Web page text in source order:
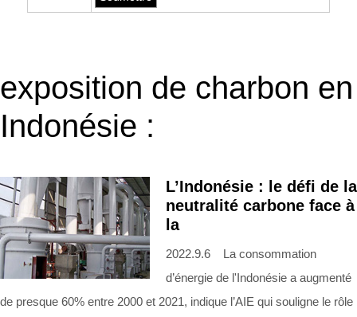
exposition de charbon en
Indonésie :
L’Indonésie : le défi de la
neutralité carbone face à
la
2022.9.6 La consommation
d’énergie de l'Indonésie a augmenté
de presque 60% entre 2000 et 2021, indique l’AIE qui souligne le rôle